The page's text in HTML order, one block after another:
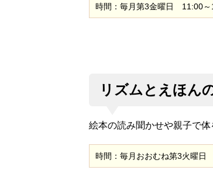
時間：毎月第3金曜日 11:00～
リズムとえほん
絵本の読み聞かせや親子で
時間：毎月おおむね第3火曜